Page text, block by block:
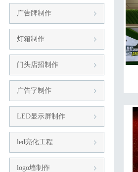
广告牌制作
灯箱制作
门头店招制作
广告字制作
LED显示屏制作
led亮化工程
logo墙制作